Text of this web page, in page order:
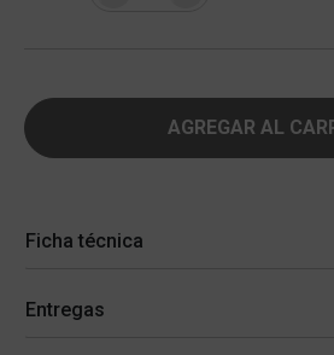
AGREGAR AL
Ficha técnica
Entregas